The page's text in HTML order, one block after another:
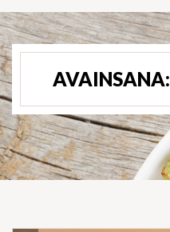
AVAINSANA: